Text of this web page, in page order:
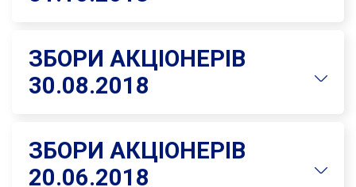
ЗБОРИ АКЦІОНЕРІВ
30.08.2018
ЗБОРИ АКЦІОНЕРІВ
20.06.2018